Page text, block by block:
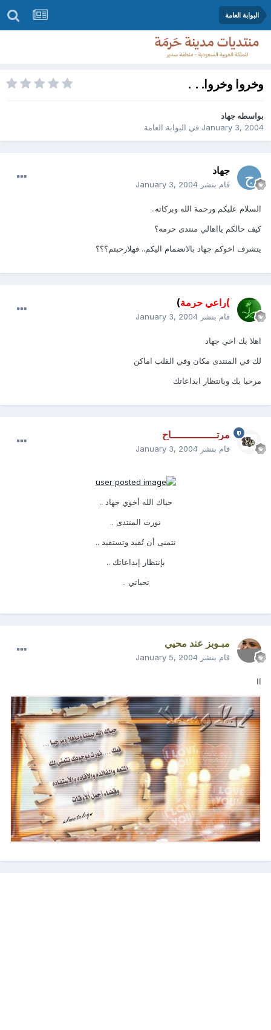
البوابة العامة
وخروا وخروا. . .
بواسطه جهاد
January 3, 2004في البوابة العامة
جهاد
قام بنشر January 3, 2004
السلام عليكم ورحمة الله وبركاته..
كيف حالكم يااهالي منتدى حرمه؟
يتشرف اخوكم جهاد بالانضمام اليكم.. فهلارحبتم؟؟؟
)راعي حرمة)
قام بنشر January 3, 2004
اهلا بك اخي جهاد
لك في المنتدى مكان وفي القلب اماكن
مرحبا بك وبانتظار ابداعاتك
مرتـــــــــــــــاح
قام بنشر January 3, 2004
حياك الله أخوي جهاد ..
نورت المنتدى ..
نتمنى أن تُفيد وتستفيد ..
بإنتظار إبداعاتك ..
تحياتي ..
مبـوبز عند محيي
قام بنشر January 5, 2004
اا